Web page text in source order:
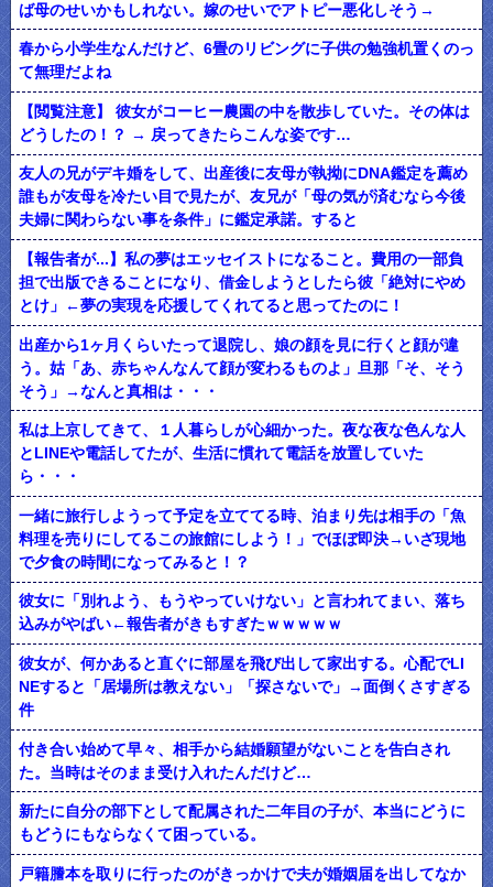
ば母のせいかもしれない。嫁のせいでアトピー悪化しそう→
春から小学生なんだけど、6畳のリビングに子供の勉強机置くのっ
て無理だよね
【閲覧注意】 彼女がコーヒー農園の中を散歩していた。その体は
どうしたの！？ → 戻ってきたらこんな姿です…
友人の兄がデキ婚をして、出産後に友母が執拗にDNA鑑定を薦め
誰もが友母を冷たい目で見たが、友兄が「母の気が済むなら今後
夫婦に関わらない事を条件」に鑑定承諾。すると
【報告者が...】私の夢はエッセイストになること。費用の一部負
担で出版できることになり、借金しようとしたら彼「絶対にやめ
とけ」←夢の実現を応援してくれてると思ってたのに！
出産から1ヶ月くらいたって退院し、娘の顔を見に行くと顔が違
う。姑「あ、赤ちゃんなんて顔が変わるものよ」旦那「そ、そう
そう」→なんと真相は・・・
私は上京してきて、１人暮らしが心細かった。夜な夜な色んな人
とLINEや電話してたが、生活に慣れて電話を放置していた
ら・・・
一緒に旅行しようって予定を立ててる時、泊まり先は相手の「魚
料理を売りにしてるこの旅館にしよう！」でほぼ即決→いざ現地
で夕食の時間になってみると！？
彼女に「別れよう、もうやっていけない」と言われてまい、落ち
込みがやばい←報告者がきもすぎたｗｗｗｗｗ
彼女が、何かあると直ぐに部屋を飛び出して家出する。心配でLI
NEすると「居場所は教えない」「探さないで」→面倒くさすぎる
件
付き合い始めて早々、相手から結婚願望がないことを告白され
た。当時はそのまま受け入れたんだけど…
新たに自分の部下として配属された二年目の子が、本当にどうに
もどうにもならなくて困っている。
戸籍謄本を取りに行ったのがきっかけで夫が婚姻届を出してなか